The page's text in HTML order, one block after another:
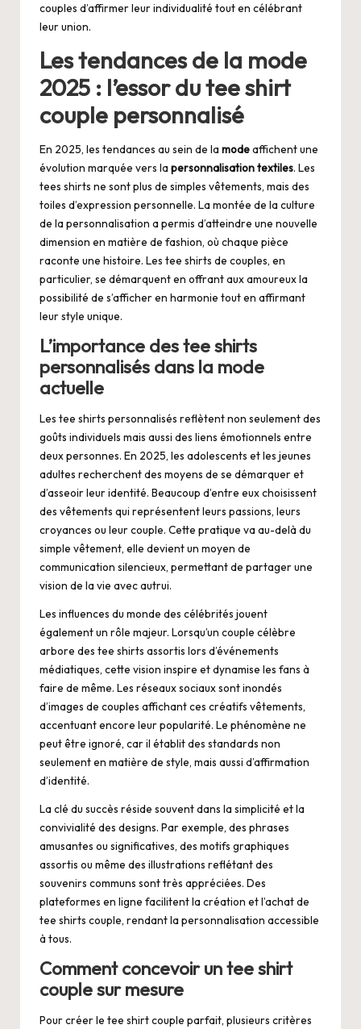
couples d’affirmer leur individualité tout en célébrant
leur union.
Les tendances de la mode
2025 : l’essor du tee shirt
couple personnalisé
En 2025, les tendances au sein de la modeaffichent une
évolution marquée vers la personnalisation textiles. Les
tees shirts ne sont plus de simples vêtements, mais des
toiles d’expression personnelle. La montée de la culture
de la personnalisation a permis d’atteindre une nouvelle
dimension en matière de fashion, où chaque pièce
raconte une histoire. Les tee shirts de couples, en
particulier, se démarquent en offrant aux amoureux la
possibilité de s’afficher en harmonie tout en affirmant
leur style unique.
L’importance des tee shirts
personnalisés dans la mode
actuelle
Les tee shirts personnalisés reflètent non seulement des
goûts individuels mais aussi des liens émotionnels entre
deux personnes. En 2025, les adolescents et les jeunes
adultes recherchent des moyens de se démarquer et
d’asseoir leur identité. Beaucoup d’entre eux choisissent
des vêtements qui représentent leurs passions, leurs
croyances ou leur couple. Cette pratique va au-delà du
simple vêtement, elle devient un moyen de
communication silencieux, permettant de partager une
vision de la vie avec autrui.
Les influences du monde des célébrités jouent
également un rôle majeur. Lorsqu’un couple célèbre
arbore des tee shirts assortis lors d’événements
médiatiques, cette vision inspire et dynamise les fans à
faire de même. Les réseaux sociaux sont inondés
d’images de couples affichant ces créatifs vêtements,
accentuant encore leur popularité. Le phénomène ne
peut être ignoré, car il établit des standards non
seulement en matière de style, mais aussi d’affirmation
d’identité.
La clé du succès réside souvent dans la simplicité et la
convivialité des designs. Par exemple, des phrases
amusantes ou significatives, des motifs graphiques
assortis ou même des illustrations reflétant des
souvenirs communs sont très appréciées. Des
plateformes en ligne facilitent la création et l’achat de
tee shirts couple, rendant la personnalisation accessible
à tous.
Comment concevoir un tee shirt
couple sur mesure
Pour créer le tee shirt couple parfait, plusieurs critères